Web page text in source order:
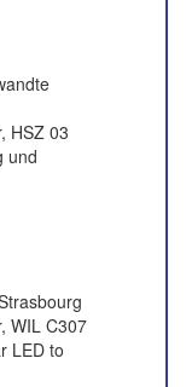
HSZ 03
und
WIL C307
LED to